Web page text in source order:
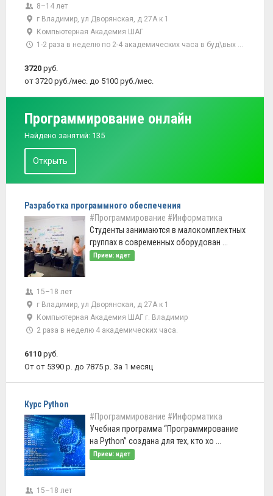
8–14 лет
г Владимир, ул Дворянская, д 27А к 1
Компьютерная Академия ШАГ
1-2 раза в неделю по 2-4 академических часа в буд\вых дни
3720 руб.
от 3720 руб./мес. до 5100 руб./мес.
Программирование онлайн
Найдено занятий: 135
Открыть
Разработка программного обеспечения
#Программирование #Информатика
Студенты занимаются в малокомплектных
группах в современных оборудован ...
Прием: идет
15–18 лет
г Владимир, ул Дворянская, д 27А к 1
Компьютерная Академия ШАГ г. Владимир
2 раза в неделю 4 академических часа.
6110 руб.
От от 5390 р. до 7875 р. За 1 месяц
Курс Python
#Программирование #Информатика
Учебная программа “Программирование
на Python” создана для тех, кто хо ...
Прием: идет
15–18 лет